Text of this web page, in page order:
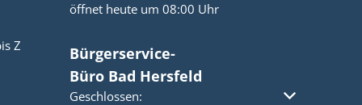
Z
öffnet heute um 08:00 Uhr
Bürgerservice-
Büro Bad Hersfeld
Klicken, um weitere Öffnungs- oder Schließzeiten
Geschlossen: